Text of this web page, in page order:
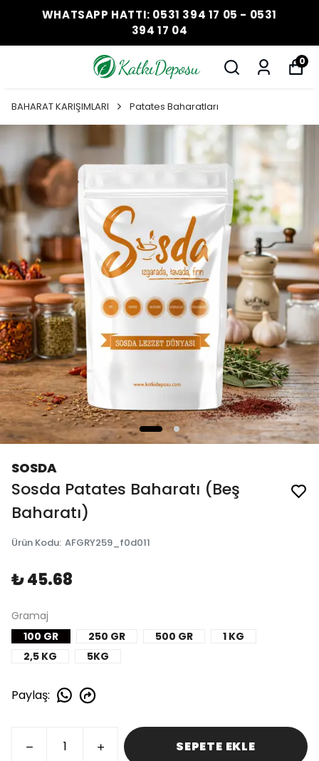
WHATSAPP HATTI: 0531 394 17 05 - 0531
394 17 04
0
BAHARAT KARIŞIMLARI Patates Baharatları
SOSDA
Sosda Patates Baharatı (Beş
Baharatı)
Ürün Kodu: AFGRY259_f0d011
₺ 45.68
Gramaj
100 GR
250 GR 500 GR
1 KG
2,5 KG
5KG
Paylaş:
SEPETE EKLE